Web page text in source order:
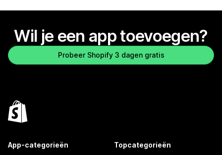
Wil je een app toevoegen?
Probeer Shopify 3 dagen gratis
App-categorieën Topcategorieën